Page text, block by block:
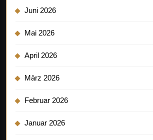
Juni 2026
Mai 2026
April 2026
März 2026
Februar 2026
Januar 2026